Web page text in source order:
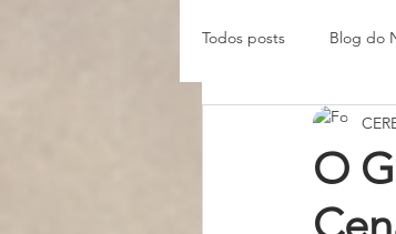
Todos posts Blog do
Política e Diplomacia
O